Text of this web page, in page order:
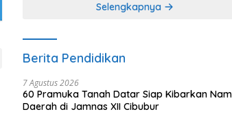
Selengkapnya
Berita Pendidikan
7 Agustus 2026
60 Pramuka Tanah Datar Siap Kibarkan
Daerah di Jamnas XII Cibubur